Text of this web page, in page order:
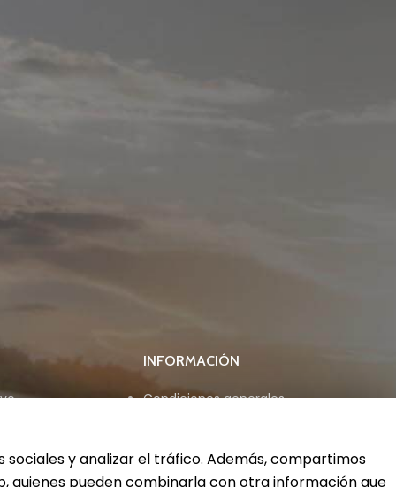
INFORMACIÓN
Condiciones generales
Política de cookies
sociales y analizar el tráfico. Además, compartimos
quienes pueden combinarla con otra información que